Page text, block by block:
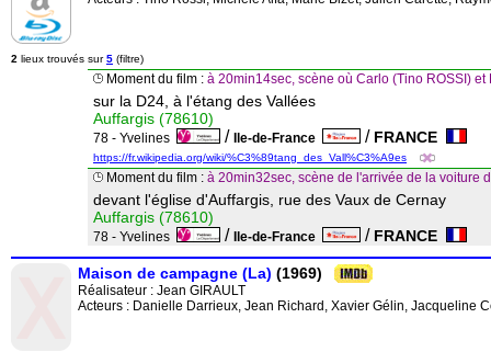
2 lieux trouvés sur5 (filtre)
Moment du film : à 20min14sec, scène où Carlo (Tino ROSSI)
sur la D24, à l'étang des Vallées
Auffargis (78610)
78 - Yvelines / Ile-de-France / FRANCE
https://fr.wikipedia.org/wiki/%C3%89tang_des_Vall%C3%A9es
Moment du film : à 20min32sec, scène de l'arrivée de la voiture
devant l'église d'Auffargis, rue des Vaux de Cernay
Auffargis (78610)
78 - Yvelines / Ile-de-France / FRANCE
Maison de campagne (La) (1969)
Réalisateur : Jean GIRAULT
Acteurs : Danielle Darrieux, Jean Richard, Xavier Gélin, Jacqueline